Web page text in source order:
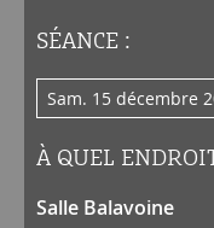
SÉANCE :
sam. 15 décembre
À QUEL
Salle Balavoine